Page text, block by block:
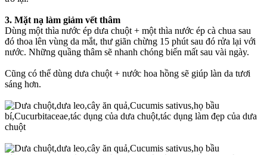
3. Mặt nạ làm giảm vết thâm
Dùng một thìa nước ép dưa chuột + một thìa nước ép cà chua sau
đó thoa lên vùng da mắt, thư giãn chừng 15 phút sau đó rửa lại với
nước. Những quầng thâm sẽ nhanh chóng biến mất sau vài ngày.
Cũng có thể dùng dưa chuột + nước hoa hồng sẽ giúp làn da tươi
sáng hơn.